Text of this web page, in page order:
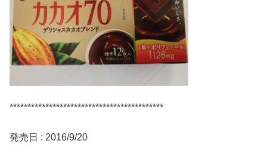
*******************************************
発売日 : 2016/9/20